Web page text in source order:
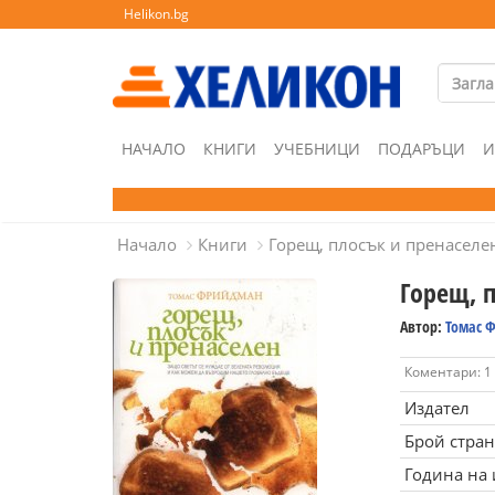
Helikon.bg
НАЧАЛО КНИГИ УЧЕБНИЦИ ПОДАРЪЦИ
Начало Книги Горещ, плосък и
Горещ,
Автор: Томас
Коментари: 1
Издател
Брой
Година на